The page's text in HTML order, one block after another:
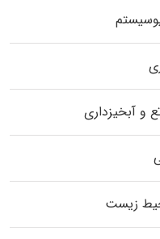
و آبخیزداری
زیست